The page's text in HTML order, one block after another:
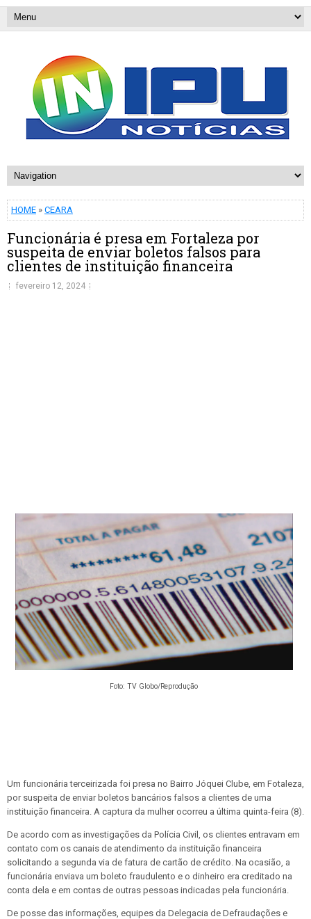
HOME » CEARA
Funcionária é presa em Fortaleza por
suspeita de enviar boletos falsos para
clientes de instituição financeira
fevereiro 12, 2024
Foto: TV Globo/Reprodução
Um funcionária terceirizada foi presa no Bairro Jóquei Clube, em Fotaleza,
por suspeita de enviar boletos bancários falsos a clientes de uma
instituição financeira. A captura da mulher ocorreu a última quinta-feira (8).
De acordo com as investigações da Polícia Civil, os clientes entravam em
contato com os canais de atendimento da instituição financeira
solicitando a segunda via de fatura de cartão de crédito. Na ocasião, a
funcionária enviava um boleto fraudulento e o dinheiro era creditado na
conta dela e em contas de outras pessoas indicadas pela funcionária.
De posse das informações, equipes da Delegacia de Defraudações e